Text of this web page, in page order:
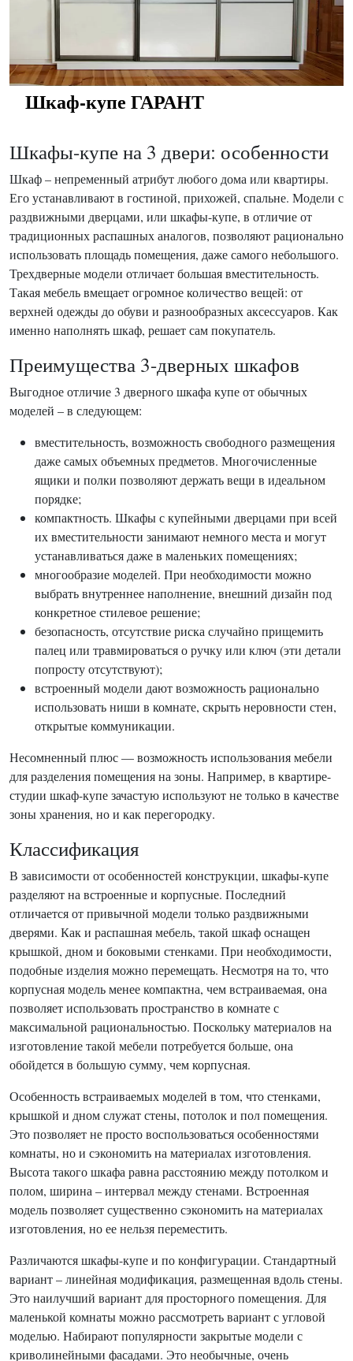
Шкаф-купе ГАРАНТ
Шкафы-купе на 3 двери: особенности
Шкаф – непременный атрибут любого дома или квартиры.
Его устанавливают в гостиной, прихожей, спальне. Модели с
раздвижными дверцами, или шкафы-купе, в отличие от
традиционных распашных аналогов, позволяют рационально
использовать площадь помещения, даже самого небольшого.
Трехдверные модели отличает большая вместительность.
Такая мебель вмещает огромное количество вещей: от
верхней одежды до обуви и разнообразных аксессуаров. Как
именно наполнять шкаф, решает сам покупатель.
Преимущества 3-дверных шкафов
Выгодное отличие 3 дверного шкафа купе от обычных
моделей – в следующем:
вместительность, возможность свободного размещения
даже самых объемных предметов. Многочисленные
ящики и полки позволяют держать вещи в идеальном
порядке;
компактность. Шкафы с купейными дверцами при всей
их вместительности занимают немного места и могут
устанавливаться даже в маленьких помещениях;
многообразие моделей. При необходимости можно
выбрать внутреннее наполнение, внешний дизайн под
конкретное стилевое решение;
безопасность, отсутствие риска случайно прищемить
палец или травмироваться о ручку или ключ (эти детали
попросту отсутствуют);
встроенный модели дают возможность рационально
использовать ниши в комнате, скрыть неровности стен,
открытые коммуникации.
Несомненный плюс — возможность использования мебели
для разделения помещения на зоны. Например, в квартире-
студии шкаф-купе зачастую используют не только в качестве
зоны хранения, но и как перегородку.
Классификация
В зависимости от особенностей конструкции, шкафы-купе
разделяют на встроенные и корпусные. Последний
отличается от привычной модели только раздвижными
дверями. Как и распашная мебель, такой шкаф оснащен
крышкой, дном и боковыми стенками. При необходимости,
подобные изделия можно перемещать. Несмотря на то, что
корпусная модель менее компактна, чем встраиваемая, она
позволяет использовать пространство в комнате с
максимальной рациональностью. Поскольку материалов на
изготовление такой мебели потребуется больше, она
обойдется в большую сумму, чем корпусная.
Особенность встраиваемых моделей в том, что стенками,
крышкой и дном служат стены, потолок и пол помещения.
Это позволяет не просто воспользоваться особенностями
комнаты, но и сэкономить на материалах изготовления.
Высота такого шкафа равна расстоянию между потолком и
полом, ширина – интервал между стенами. Встроенная
модель позволяет существенно сэкономить на материалах
изготовления, но ее нельзя переместить.
Различаются шкафы-купе и по конфигурации. Стандартный
вариант – линейная модификация, размещенная вдоль стены.
Это наилучший вариант для просторного помещения. Для
маленькой комнаты можно рассмотреть вариант с угловой
моделью. Набирают популярности закрытые модели с
криволинейными фасадами. Это необычные, очень